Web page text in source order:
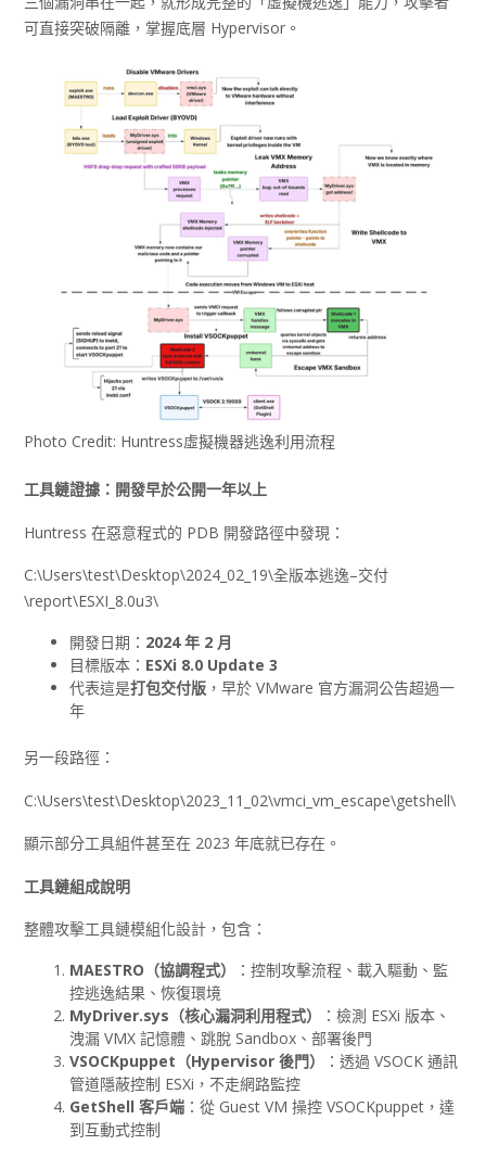
可直接突破隔離，掌握底層 Hypervisor。
Photo Credit: Huntress虛擬機器逃逸利用流程
工具鏈證據：開發早於公開一年以上
Huntress 在惡意程式的 PDB 開發路徑中發現：
C:\Users\test\Desktop\2024_02_19\全版本逃逸–交付
\report\ESXI_8.0u3\
開發日期： 2024年 2 月
目標版本： ESXi 8.0 Update 3
代表這是打包交付版 ，早於 VMware 官方漏洞公告超過一
年
另一段路徑：
C:\Users\test\Desktop\2023_11_02\vmci_vm_escape\getshell\
顯示部分工具組件甚至在 2023 年底就已存在。
工具鏈組成說明
整體攻擊工具鏈模組化設計，包含：
MAESTRO （協調程式）
：控制攻擊流程、載入驅動、監
控逃逸結果、恢復環境
MyDriver.sys （核心漏洞利用程式）
：檢測 ESXi 版本、
洩漏 VMX 記憶體、跳脫 Sandbox、部署後門
VSOCKpuppet （Hypervisor 後門）
：透過 VSOCK 通訊
管道隱蔽控制 ESXi，不走網路監控
GetShell 客戶端 ：從 Guest VM 操控 VSOCKpuppet，達
到互動式控制